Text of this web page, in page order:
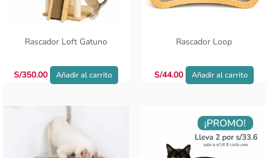
Rascador Loft Gatuno
S/350.00 Añadir al carrito
Rascador Loop
S/44.00 Añadir al carrito